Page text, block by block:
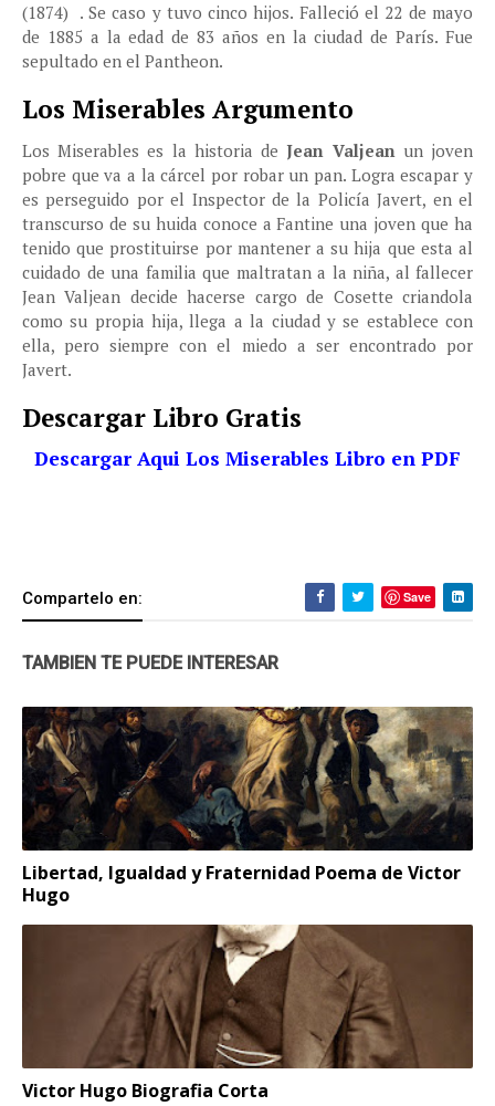
(1874) . Se caso y tuvo cinco hijos. Falleció el 22 de mayo
de 1885 a la edad de 83 años en la ciudad de París. Fue
sepultado en el Pantheon.
Los Miserables Argumento
Los Miserables es la historia de Jean Valjeanun joven
pobre que va a la cárcel por robar un pan. Logra escapar y
es perseguido por el Inspector de la Policía Javert, en el
transcurso de su huida conoce a Fantine una joven que ha
tenido que prostituirse por mantener a su hija que esta al
cuidado de una familia que maltratan a la niña, al fallecer
Jean Valjean decide hacerse cargo de Cosette criandola
como su propia hija, llega a la ciudad y se establece con
ella, pero siempre con el miedo a ser encontrado por
Javert.
Descargar Libro Gratis
Descargar Aqui Los Miserables Libro en PDF
Compartelo en: Save
TAMBIEN TE PUEDE INTERESAR
Libertad, Igualdad y Fraternidad Poema de Victor
Hugo
Victor Hugo Biografia Corta